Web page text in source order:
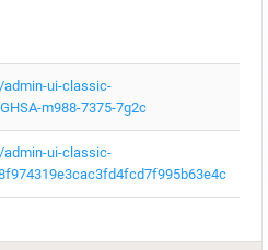
ui-classic-
m988-7375-7g2c
ui-classic-